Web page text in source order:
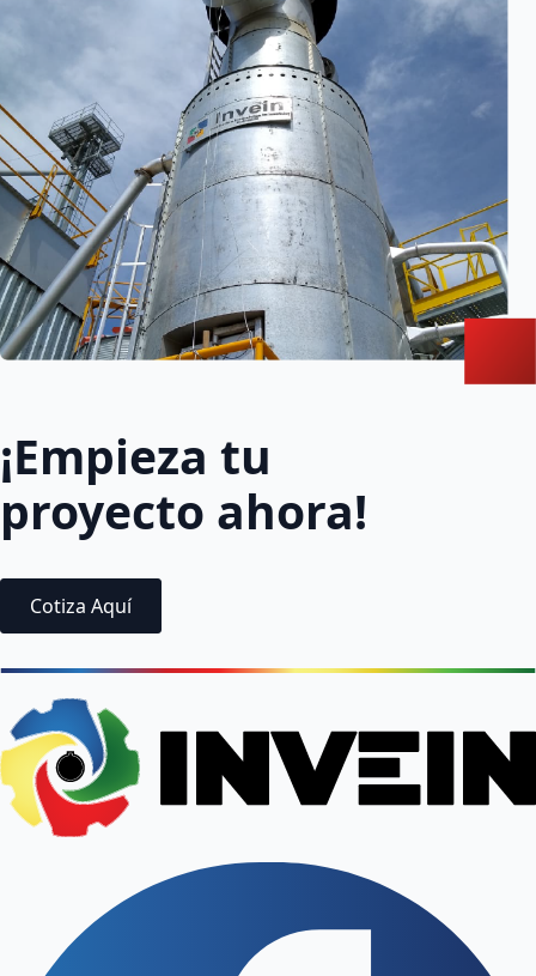
¡Empieza tu
proyecto ahora!
Cotiza Aquí